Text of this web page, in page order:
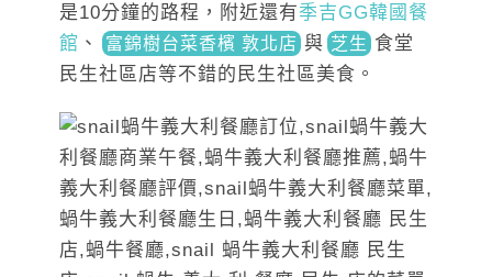
是10分鐘的路程，附近還有季吉GG韓國餐
館 、 富錦樹台菜香檳 敦北店 與 芝生 食堂
民生社區店等不錯的民生社區美食。